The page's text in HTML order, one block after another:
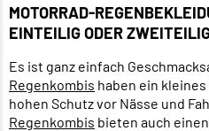
MOTORRAD-
EINTEILIG ODER
Es ist ganz einfach
Regenkombis haben ein
hohen Schutz vor Nässe und
Regenkombis bieten auch